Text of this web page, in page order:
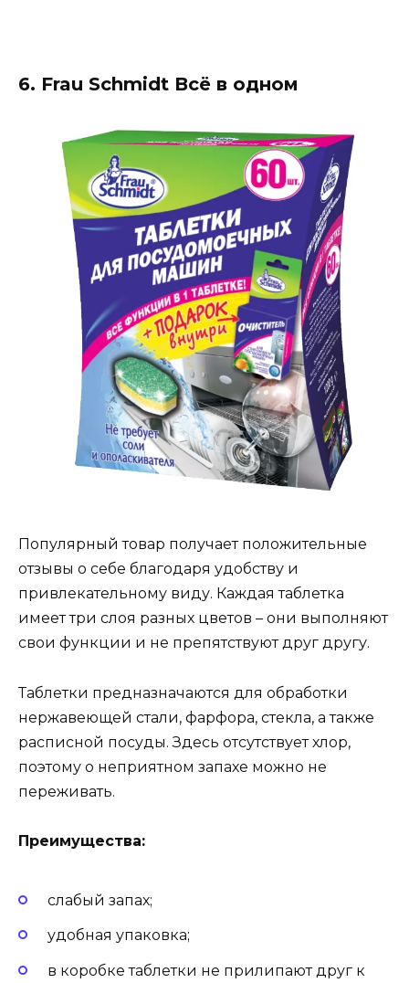
6. Frau Schmidt Всё в одном
Популярный товар получает положительные
отзывы о себе благодаря удобству и
привлекательному виду. Каждая таблетка
имеет три слоя разных цветов – они выполняют
свои функции и не препятствуют друг другу.
Таблетки предназначаются для обработки
нержавеющей стали, фарфора, стекла, а также
расписной посуды. Здесь отсутствует хлор,
поэтому о неприятном запахе можно не
переживать.
Преимущества:
слабый запах;
удобная упаковка;
в коробке таблетки не прилипают друг к